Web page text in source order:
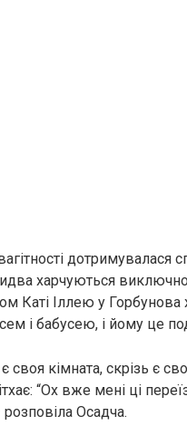
дотримувалася
харчуються
Каті Іллею у
і бабусею, і йому це
своя кімната, скрізь є
“Ох вже мені ці
розповіла Осадча.